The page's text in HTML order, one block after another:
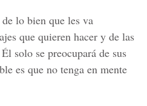
lo bien que les va
que quieren hacer y de las
solo se preocupará de sus
es que no tenga en mente